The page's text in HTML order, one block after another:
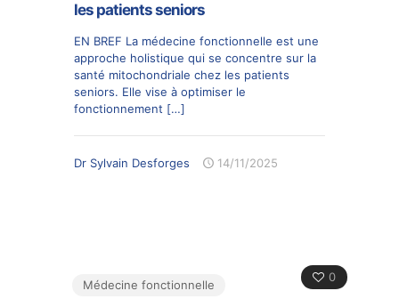
les patients seniors
EN BREF La médecine fonctionnelle est une
approche holistique qui se concentre sur la
santé mitochondriale chez les patients
seniors. Elle vise à optimiser le
fonctionnement […]
Dr Sylvain Desforges 14/11/2025
0
Médecine fonctionnelle